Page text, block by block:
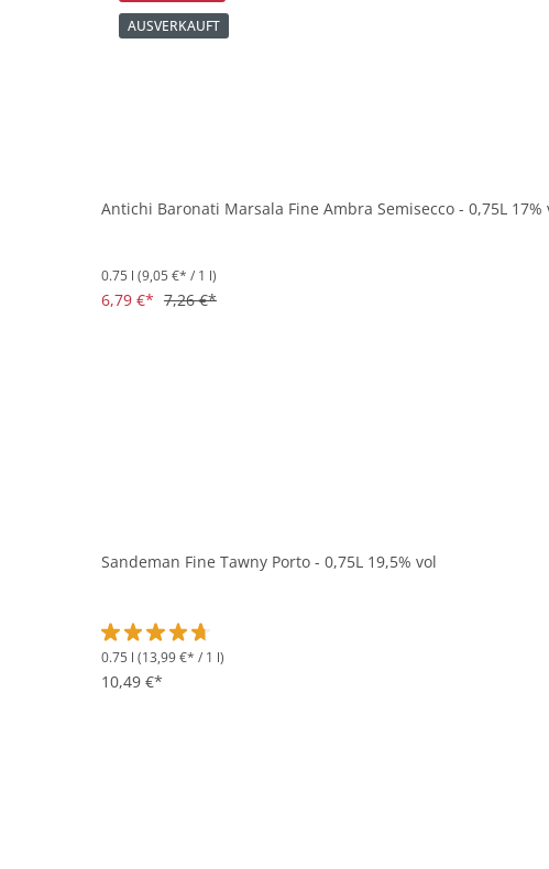
AUSVERKAUFT
Antichi Baronati Marsala Fine Ambra Semisecco - 0,75L 17%
0.75 l (9,05 €* / 1 l)
6,79 €* 7,26 €*
Sandeman Fine Tawny Porto - 0,75L 19,5% vol
Durchschnittliche Bewertung von 4.8 von 5 Sternen
0.75 l (13,99 €* / 1 l)
10,49 €*